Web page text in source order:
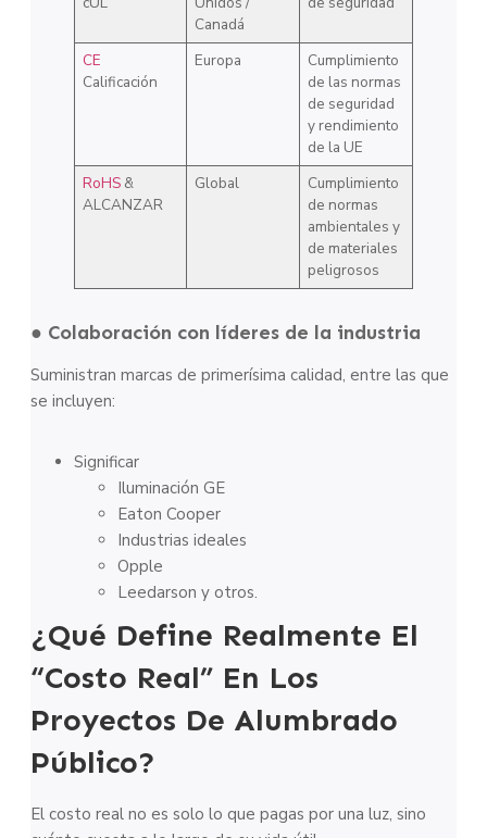
Canadá
CE
Calificación
Europa
Cumplimiento
de las normas
de seguridad
y rendimiento
de la UE
RoHS&
ALCANZAR
Global
Cumplimiento
de normas
ambientales y
de materiales
peligrosos
● Colaboración con líderes de la industria
Suministran marcas de primerísima calidad, entre las que
se incluyen:
Significar
Iluminación GE
Eaton Cooper
Industrias ideales
Opple
Leedarson y otros.
¿Qué Define Realmente El
“costo Real” En Los
Proyectos De Alumbrado
Público?
El costo real no es solo lo que pagas por una luz, sino